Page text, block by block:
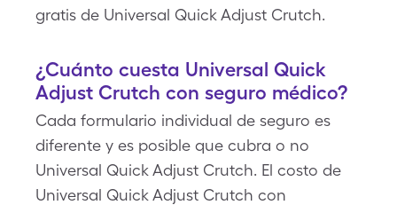
gratis de Universal Quick Adjust Crutch.
¿Cuánto cuesta Universal Quick
Adjust Crutch con seguro médico?
Cada formulario individual de seguro es
diferente y es posible que cubra o no
Universal Quick Adjust Crutch. El costo de
Universal Quick Adjust Crutch con